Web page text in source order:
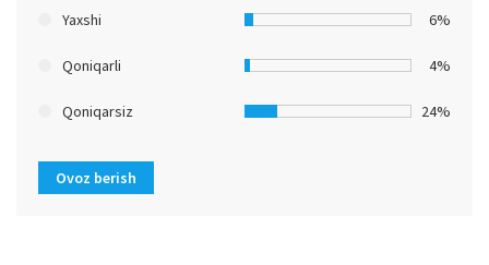
Yaxshi 6%
Qoniqarli 4%
Qoniqarsiz 24%
Ovoz berish